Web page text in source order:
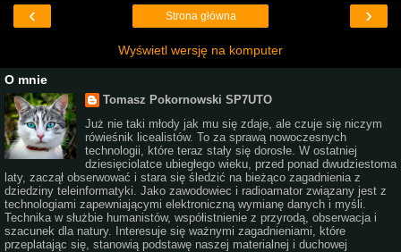
‹ ›
Strona główna
Wyświetl wersję na komputer
O mnie
Tomasz Pokornowski SP7UTO
Już nie taki młody jak mu się zdaje, ale czuje się niczym
rówieśnik licealistów. To za sprawą nowoczesnych
technologii, które teraz stały się dorosłe. W ostatniej
dziesięciolatce ubiegłego wieku, przed ponad dwudziestoma
laty, zaczął obserwować i stara się śledzić na bieżąco zagadnienia z
dziedziny teleinformatyki. Jako zawodowiec i radioamator związany jest z
technologiami zapewniającymi elektroniczną wymianę danych i myśli.
Technika w służbie humanistów, współistnienie z przyrodą, obserwacja i
szacunek dla natury. Interesuje się ważnymi zagadnieniami, które
przeplatając się, stanowią podstawę naszej materialnej i duchowej